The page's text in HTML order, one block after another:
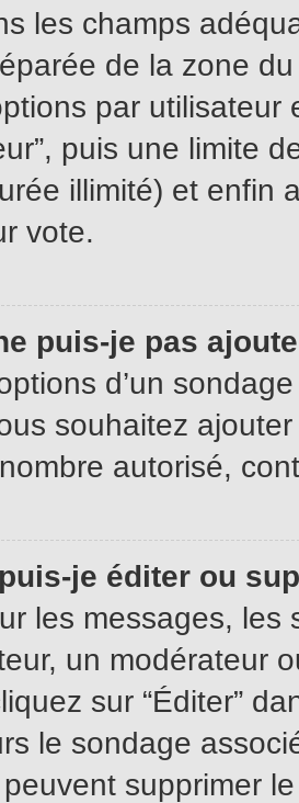
les champs
de la zone
par
puis une limite
illimité) et enfin
vote.
puis-je pas
d’un
souhaitez
autorisé,
je éditer ou
les messages,
un modérateur
sur “Éditer”
le sondage
supprimer